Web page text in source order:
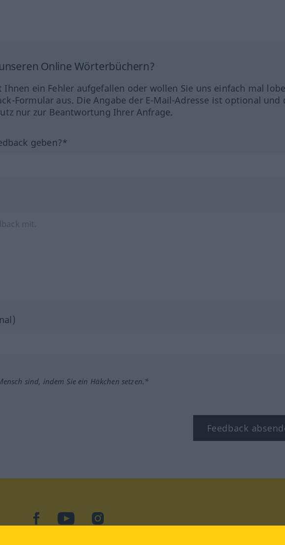
Online Wörterbüchern?
Ihnen ein Fehler aufgefallen oder wollen Sie uns einfach mal
Formular aus. Die Angabe der E-Mail-Adresse ist optional und
nur zur Beantwortung Ihrer Anfrage.
geben?*
sind, indem Sie ein Häkchen setzen.*
Feedback
facebookYouTubeInstagram